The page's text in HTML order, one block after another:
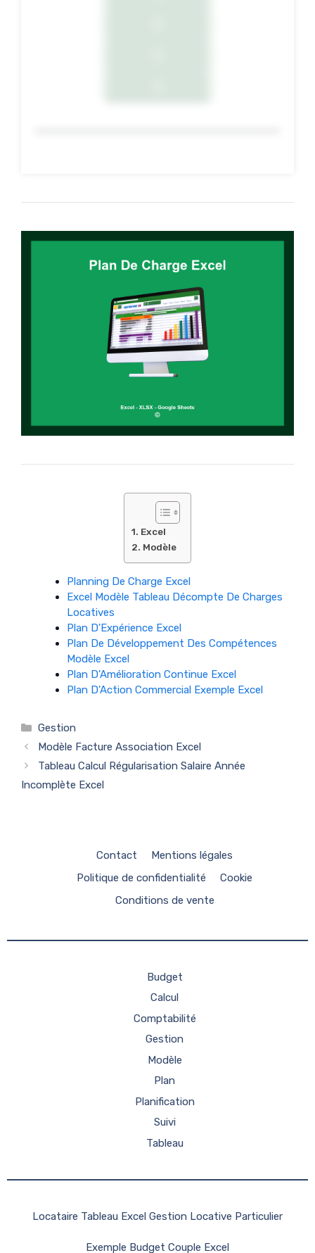
Excel
Modèle
Planning De Charge Excel
Excel Modèle Tableau Décompte De Charges
Locatives
Plan D'Expérience Excel
Plan De Développement Des Compétences
Modèle Excel
Plan D'Amélioration Continue Excel
Plan D'Action Commercial Exemple Excel
Catégories
Gestion
Modèle Facture Association Excel
Tableau Calcul Régularisation Salaire Année
Incomplète Excel
Contact
Mentions légales
Politique de confidentialité
Cookie
Conditions de vente
Budget
Calcul
Comptabilité
Gestion
Modèle
Plan
Planification
Suivi
Tableau
Locataire Tableau Excel Gestion Locative Particulier
Exemple Budget Couple Excel